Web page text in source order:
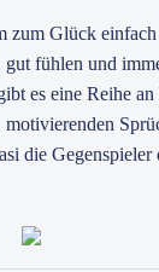
zum Glück
fühlen und
es eine Reihe
die